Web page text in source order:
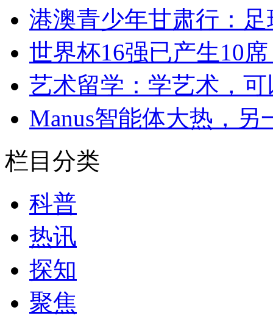
港澳青少年甘肃行：
世界杯16强已产生10
艺术留学：学艺术，
Manus智能体大热，另
栏目分类
科普
热讯
探知
聚焦